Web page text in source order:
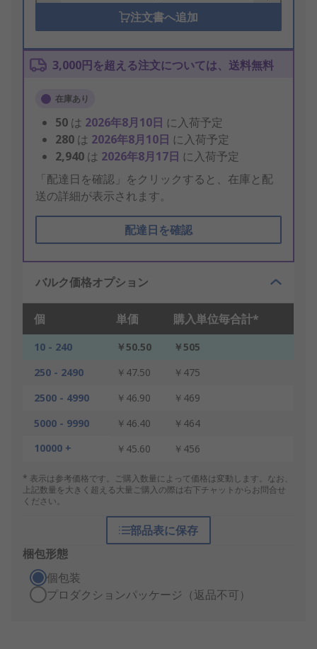
注文書へ追加
3,000円を超える注文については、送料無料
在庫あり
50 は 2026年8月10日 に入荷予定
280 は 2026年8月10日 に入荷予定
2,940 は 2026年8月17日 に入荷予定
「配達日を確認」をクリックすると、在庫と配
送の詳細が表示されます。
配達日を確認
バルク価格オプション
個 単価 購入単位毎合計*
10 - 240 ￥50.50
￥505
250 - 2490
￥47.50
￥475
2500 - 4990
￥46.90
￥469
5000 - 9990
￥46.40
￥464
10000 +
￥45.60 ￥456
* 表示は参考価格です。ご購入数量によって価格は変動します。なお、
上記数量を大きく超える大量ご購入の際は右下チャットからお問合せ
ください。
部品表に保存
梱包形態
個包装
プロダクションパッケージ（返品不可）